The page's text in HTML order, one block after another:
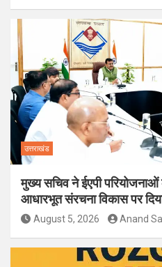
उत्तराखंड
मुख्य सचिव ने ईएपी परियोजनाओं
आधारभूत संरचना विकास पर
August 5, 2026 Anand